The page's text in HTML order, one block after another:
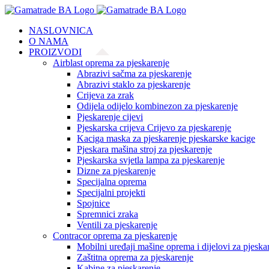
Skip
contentNASLOVNICA
O NAMA
PROIZVODI
Airblast oprema za pjeskarenje
Abrazivi sačma za pjeskarenje
Abrazivi staklo za pjeskarenje
Crijeva za zrak
Odijela odijelo kombinezon za pjeskarenje
Pjeskarenje cijevi
Pjeskarska crijeva Crijevo za pjeskarenje
Kaciga maska za pjeskarenje pjeskarske kacige
Pjeskara mašina stroj za pjeskarenje
Pjeskarska svjetla lampa za pjeskarenje
Dizne za pjeskarenje
Specijalna oprema
Specijalni projekti
Spojnice
Spremnici zraka
Ventili za pjeskarenje
Contracor oprema za pjeskarenje
Mobilni uređaji mašine oprema i dijelovi za
Zaštitna oprema za pjeskarenje